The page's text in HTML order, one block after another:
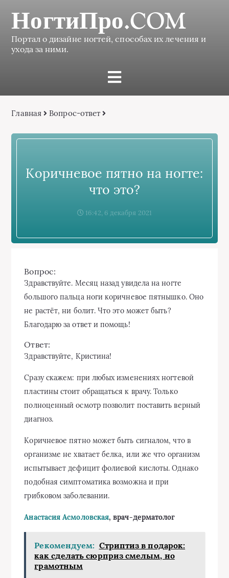
НогтиПро.COM
Портал о дизайне ногтей, способах их лечения и
ухода за ними.
Главная Вопрос-ответ
Коричневое пятно на ногте:
что это?
16:42, 6 декабря 2021
Вопрос:
Здравствуйте. Месяц назад увидела на ногте
большого пальца ноги коричневое пятнышко. Оно
не растёт, ни болит. Что это может быть?
Благодарю за ответ и помощь!
Ответ:
Здравствуйте, Кристина!
Сразу скажем: при любых изменениях ногтевой
пластины стоит обращаться к врачу. Только
полноценный осмотр позволит поставить верный
диагноз.
Коричневое пятно может быть сигналом, что в
организме не хватает белка, или же что организм
испытывает дефицит фолиевой кислоты. Однако
подобная симптоматика возможна и при
грибковом заболевании.
Анастасия Асмоловская, врач-дерматолог
Рекомендуем: Стриптиз в подарок:
как сделать сюрприз смелым, но
грамотным